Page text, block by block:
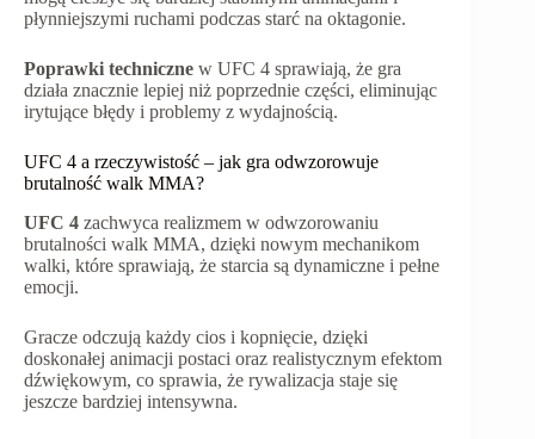
płynniejszymi ruchami podczas starć na oktagonie.
Poprawki techniczne w UFC 4 sprawiają, że gra
działa znacznie lepiej niż poprzednie części, eliminując
irytujące błędy i problemy z wydajnością.
UFC 4 a rzeczywistość – jak gra odwzorowuje
brutalność walk MMA?
UFC 4 zachwyca realizmem w odwzorowaniu
brutalności walk MMA, dzięki nowym mechanikom
walki, które sprawiają, że starcia są dynamiczne i pełne
emocji.
Gracze odczują każdy cios i kopnięcie, dzięki
doskonałej animacji postaci oraz realistycznym efektom
dźwiękowym, co sprawia, że rywalizacja staje się
jeszcze bardziej intensywna.